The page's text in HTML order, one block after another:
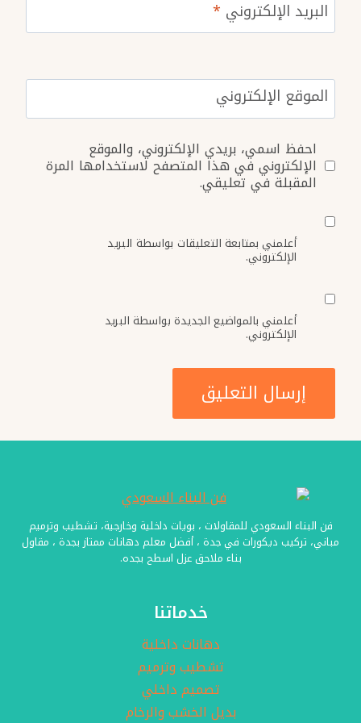
البريد الإلكتروني *
الموقع الإلكتروني
احفظ اسمي، بريدي الإلكتروني، والموقع
الإلكتروني في هذا المتصفح لاستخدامها المرة
المقبلة في تعليقي.
أعلمني بمتابعة التعليقات بواسطة البريد
الإلكتروني.
أعلمني بالمواضيع الجديدة بواسطة البريد
الإلكتروني.
فن البناء السعودي للمقاولات ، بويات داخلية وخارجية، تشطيب وترميم
مباني، تركيب ديكورات في جدة ، أفضل معلم دهانات ممتاز بجدة ، مقاول
بناء ملاحق عزل اسطح بجده.
خدماتنا
دهانات داخلية
تشطيب وترميم
تصميم داخلي
بديل الخشب والرخام